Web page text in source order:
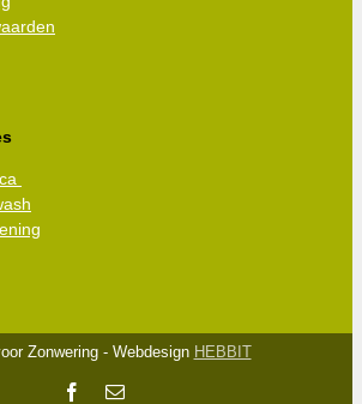
Zonwering - Webdesign HEBBIT
Facebook
E-